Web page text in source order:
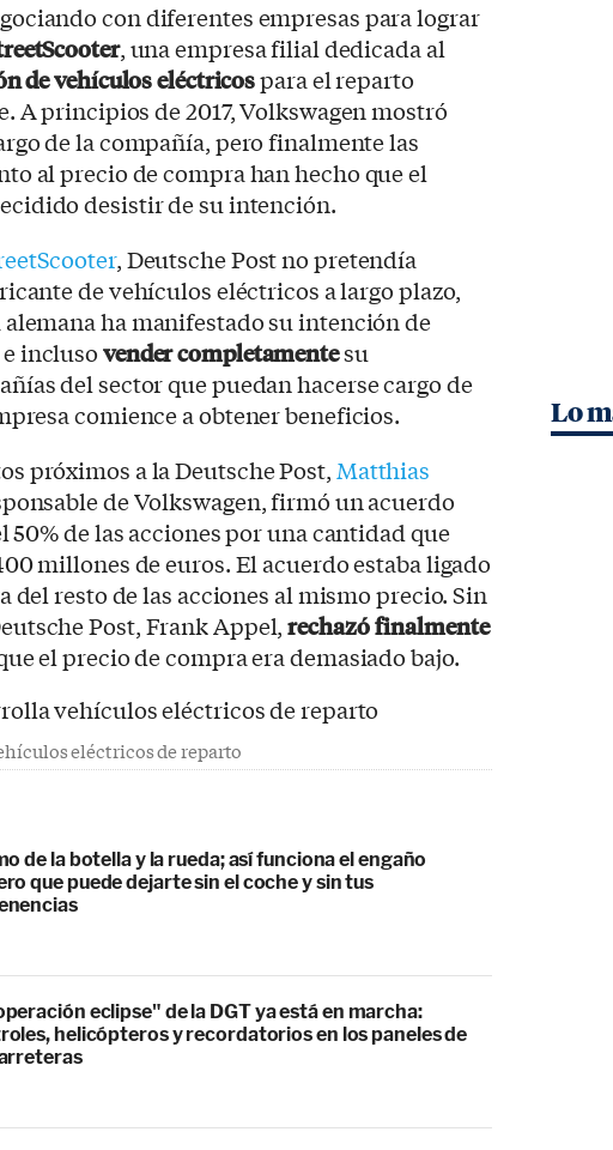
con diferentes empresas para lograr
, una empresa filial dedicada al
de vehículos eléctricospara el reparto
A principios de 2017, Volkswagen mostró
de la compañía, pero finalmente las
al precio de compra han hecho que el
desistir de su intención.
, Deutsche Post no pretendía
de vehículos eléctricos a largo plazo,
ha manifestado su intención de
e inclusovender completamentesu
del sector que puedan hacerse cargo de
comience a obtener beneficios.
próximos a la Deutsche Post, Matthias
de Volkswagen, firmó un acuerdo
de las acciones por una cantidad que
millones de euros. El acuerdo estaba ligado
del resto de las acciones al mismo precio. Sin
Post, Frank Appel,rechazó finalmente
el precio de compra era demasiado bajo.
eléctricos de reparto
de la botella y la rueda; así funciona el engaño
que puede dejarte sin el coche y sin tus
eclipse" de la DGT ya está en marcha:
helicópteros y recordatorios en los paneles de
Lo